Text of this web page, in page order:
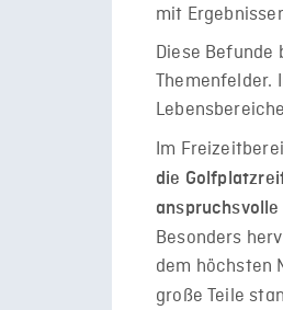
mit
Diese
Themenfelder.
Im
die
Besonders
dem höchsten
große Teile